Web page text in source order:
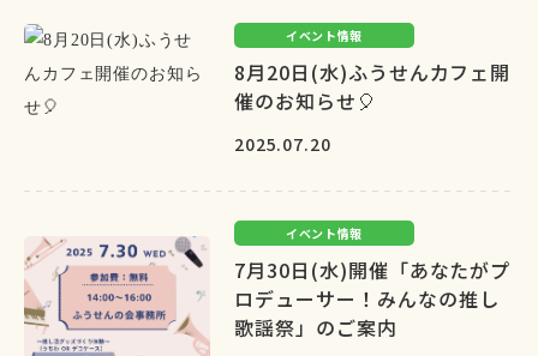
イベント情報
8月20日(水)ふうせんカフェ開
催のお知らせ🎈
2025.07.20
イベント情報
7月30日(水)開催「あなたがプ
ロデューサー！みんなの推し
歌謡祭」のご案内